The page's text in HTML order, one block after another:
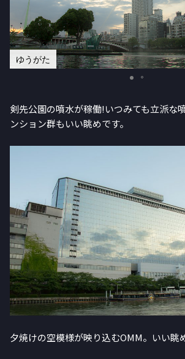
ゆうがた
剣先公園の噴水が稼働!いつみても立派な
ンション群もいい眺めです。
夕焼けの空模様が映り込むOMM。いい眺